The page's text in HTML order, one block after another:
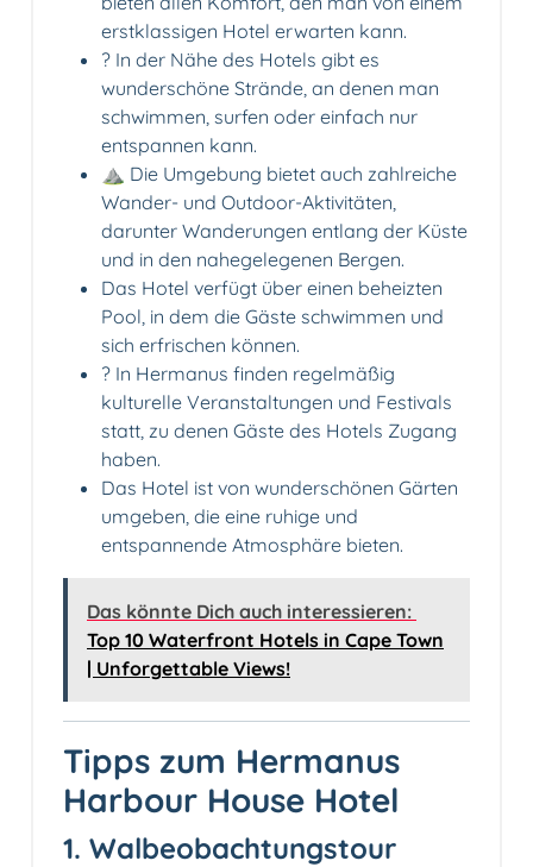
erstklassigen Hotel erwarten kann.
?️ In der Nähe des Hotels gibt es
wunderschöne Strände, an denen man
schwimmen, surfen oder einfach nur
entspannen kann.
⛰️ Die Umgebung bietet auch zahlreiche
Wander- und Outdoor-Aktivitäten,
darunter Wanderungen entlang der Küste
und in den nahegelegenen Bergen.
Das Hotel verfügt über einen beheizten
Pool, in dem die Gäste schwimmen und
sich erfrischen können.
? In Hermanus finden regelmäßig
kulturelle Veranstaltungen und Festivals
statt, zu denen Gäste des Hotels Zugang
haben.
Das Hotel ist von wunderschönen Gärten
umgeben, die eine ruhige und
entspannende Atmosphäre bieten.
Das könnte Dich auch interessieren:
Top 10 Waterfront Hotels in Cape Town
| Unforgettable Views!
Tipps zum Hermanus
Harbour House Hotel
1. Walbeobachtungstour